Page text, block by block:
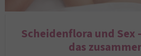
Scheidenflora und Sex
das